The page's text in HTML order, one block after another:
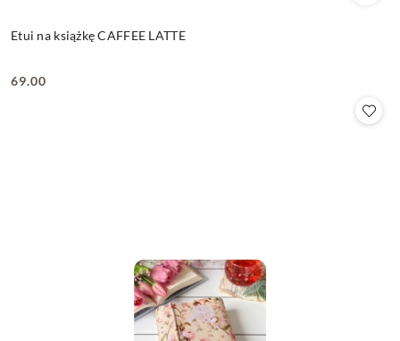
Etui na książkę CAFFEE LATTE
Cena:
69.00